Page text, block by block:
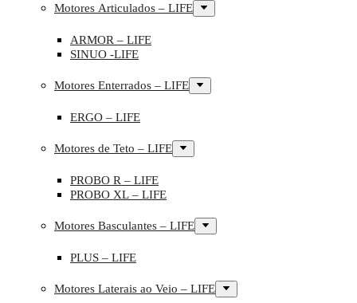
Motores Articulados – LIFE
ARMOR – LIFE
SINUO -LIFE
Motores Enterrados – LIFE
ERGO – LIFE
Motores de Teto – LIFE
PROBO R – LIFE
PROBO XL – LIFE
Motores Basculantes – LIFE
PLUS – LIFE
Motores Laterais ao Veio – LIFE